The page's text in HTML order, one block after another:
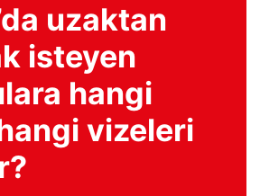
uzaktan
isteyen
hangi
vizeleri